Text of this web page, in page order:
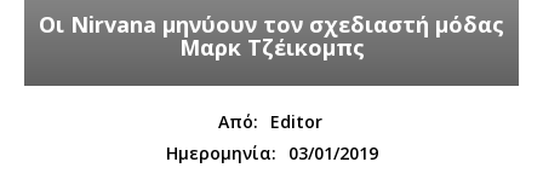
Οι Nirvana μηνύουν τον σχεδιαστή μόδας
Μαρκ Τζέικομπς
Από:
Editor
Ημερομηνία:
03/01/2019